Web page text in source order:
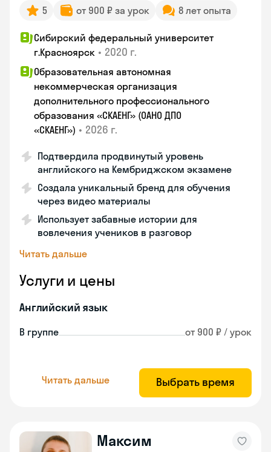
5 от 900 ₽ за урок 8 лет опыта
Сибирский федеральный университет
г.Красноярск • 2020 г.
Образовательная автономная
некоммерческая организация
дополнительного профессионального
образования «СКАЕНГ» (ОАНО ДПО
«СКАЕНГ») • 2026 г.
Подтвердила продвинутый уровень
английского на Кембриджском экзамене
Создала уникальный бренд для обучения
через видео материалы
Использует забавные истории для
вовлечения учеников в разговор
Читать дальше
Услуги и цены
Английский язык
В группе от 900 ₽ / урок
Читать дальше Выбрать время
Максим